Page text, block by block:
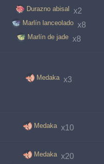
Durazno abisal x2
Marlín lanceolado x8
Marlín de jade x8
Medaka x3
Medaka x10
Medaka x20